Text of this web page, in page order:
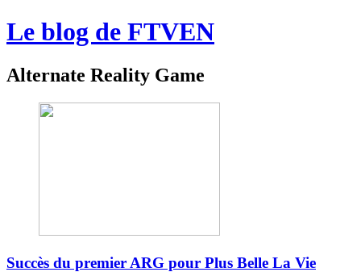
Le blog de FTVEN
Alternate Reality Game
Succès du premier ARG pour Plus Belle La Vie